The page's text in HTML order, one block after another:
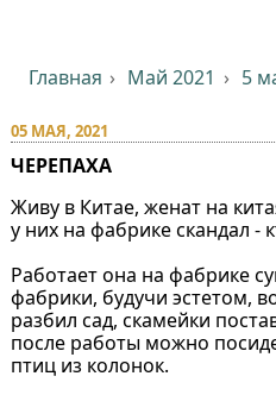
Главная Май 2021 5
05 МАЯ, 2021
ЧЕРЕПАХА
Живу в Китае, женат на
у них на фабрике скандал -
Работает она на фабрике
фабрики, будучи эстетом,
разбил сад, скамейки
после работы можно
птиц из колонок.